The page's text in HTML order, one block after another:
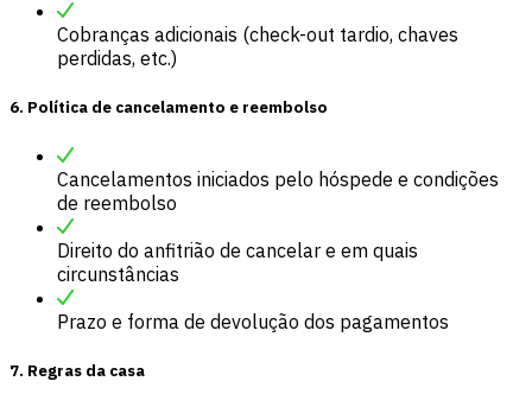
Cobranças adicionais (check-out tardio, chaves
perdidas, etc.)
6. Política de cancelamento e reembolso
Cancelamentos iniciados pelo hóspede e condições
de reembolso
Direito do anfitrião de cancelar e em quais
circunstâncias
Prazo e forma de devolução dos pagamentos
7. Regras da casa